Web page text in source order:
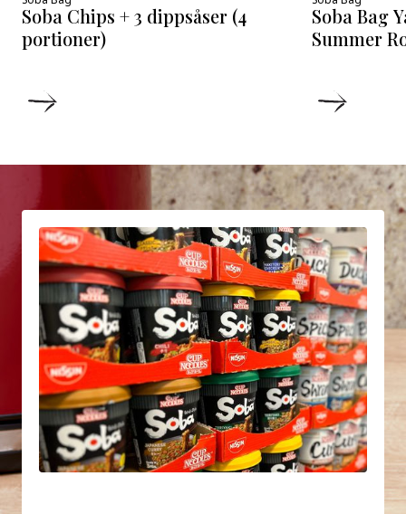
Soba Chips + 3 dippsåser (4
portioner)
Soba Bag
Summer